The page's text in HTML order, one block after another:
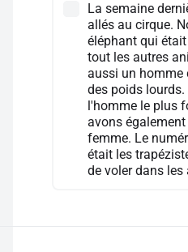
La semaine
allés au cirque.
éléphant qui
tout les autres
aussi un homme
des poids
l'homme le plus
avons
femme. Le
était les
de voler dans les